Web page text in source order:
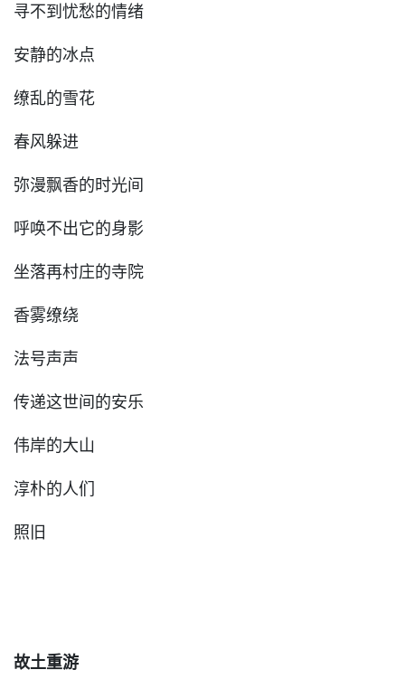
寻不到忧愁的情绪
安静的冰点
缭乱的雪花
春风躲进
弥漫飘香的时光间
呼唤不出它的身影
坐落再村庄的寺院
香雾缭绕
法号声声
传递这世间的安乐
伟岸的大山
淳朴的人们
照旧
故土重游